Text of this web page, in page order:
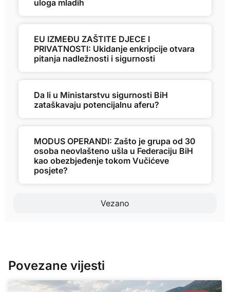
Vezano
uloga mladih
EU IZMEĐU ZAŠTITE DJECE I
PRIVATNOSTI: Ukidanje enkripcije otvara
pitanja nadležnosti i sigurnosti
Da li u Ministarstvu sigurnosti BiH
zataškavaju potencijalnu aferu?
MODUS OPERANDI: Zašto je grupa od 30
osoba neovlašteno ušla u Federaciju BiH
kao obezbjeđenje tokom Vučićeve
posjete?
Povezane vijesti